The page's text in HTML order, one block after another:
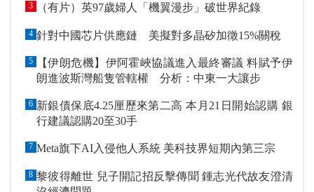
3 （有片）英97歲婦人「機翼漫步」破世界紀錄
4 針對中國芯片供應鏈 美擬對多晶矽加徵15%關稅
5
【伊朗危機】伊阿霍峽協議進入最終審議 料賦予伊
朗進波斯灣船隻管轄權 分析：中東一大讓步
6 新銀債保底4.25厘歷來第二高 本月21日開始認購 銀
行建議認購20至30手
7 Meta旗下AI入侵他人系統 美科技界短期內第三宗
8 黎彼得離世 兒子開記招反擊傳聞 鍾志光代故友澄清